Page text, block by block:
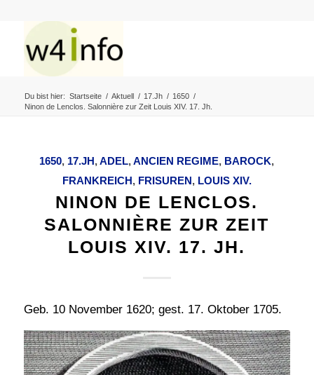
Du bist hier: Startseite / Aktuell / 17.Jh / 1650 /
Ninon de Lenclos. Salonnière zur Zeit Louis XIV. 17. Jh.
1650, 17.JH,ADEL,ANCIEN REGIME, BAROCK,
FRANKREICH, FRISUREN, LOUIS XIV.
NINON DE LENCLOS.
SALONNIÈRE ZUR ZEIT
LOUIS XIV. 17. JH.
Geb. 10 November 1620; gest. 17. Oktober 1705.